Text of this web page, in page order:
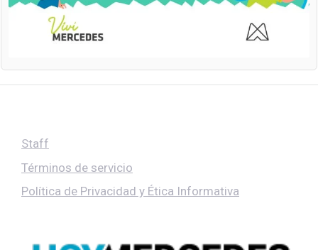
Staff
Términos de servicio
Política de Privacidad y Ética Informativa